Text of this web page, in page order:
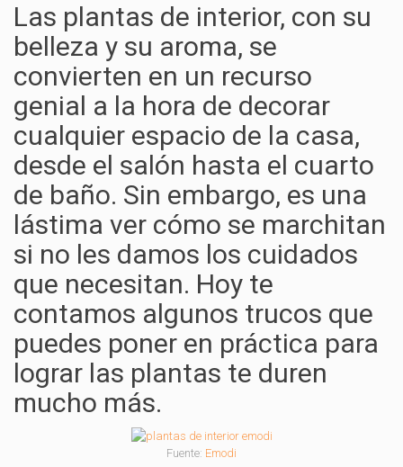
Las plantas de interior, con su
belleza y su aroma, se
convierten en un recurso
genial a la hora de decorar
cualquier espacio de la casa,
desde el salón hasta el cuarto
de baño. Sin embargo, es una
lástima ver cómo se marchitan
si no les damos los cuidados
que necesitan. Hoy te
contamos algunos trucos que
puedes poner en práctica para
lograr las plantas te duren
mucho más.
Fuente: Emodi